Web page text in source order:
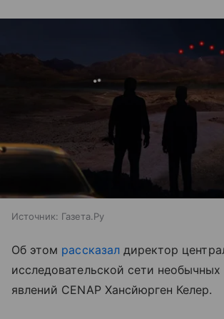
Источник: Газета.Ру
Об этом рассказалдиректор
исследовательской сети необычных
явлений CENAP Хансйюрген Келер.